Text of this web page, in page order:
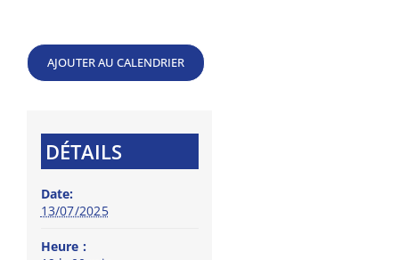
AJOUTER AU CALENDRIER
DÉTAILS
Date:
13/07/2025
Heure :